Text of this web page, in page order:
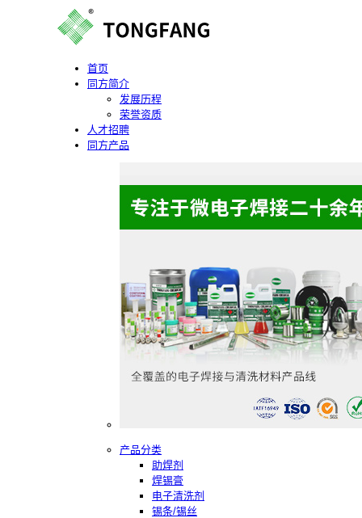
首页
同方简介
发展历程
荣誉资质
人才招聘
同方产品
产品分类
助焊剂
焊锡膏
电子清洗剂
锡条/锡丝